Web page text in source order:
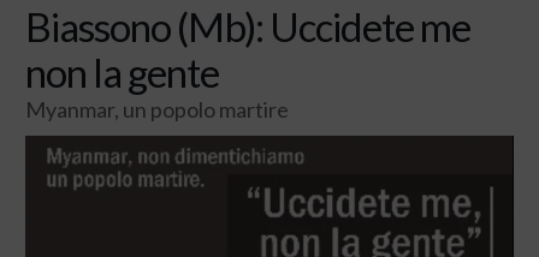
Biassono (Mb): Uccidete me
non la gente
Myanmar, un popolo martire